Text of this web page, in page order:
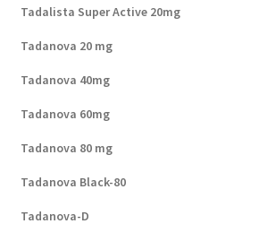
Tadalista Super Active 20mg
Tadanova 20 mg
Tadanova 40mg
Tadanova 60mg
Tadanova 80 mg
Tadanova Black-80
Tadanova-D